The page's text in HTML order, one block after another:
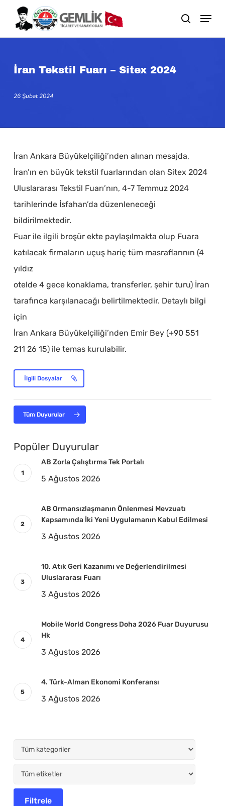
main
search
İran Tekstil Fuarı – Sitex 2024
26 Şubat 2024
İran Ankara Büyükelçiliği’nden alınan mesajda,
İran’ın en büyük tekstil fuarlarından olan Sitex 2024
Uluslararası Tekstil Fuarı’nın, 4-7 Temmuz 2024
tarihlerinde İsfahan’da düzenleneceği
bildirilmektedir.
Fuar ile ilgili broşür ekte paylaşılmakta olup Fuara
katılacak firmaların uçuş hariç tüm masraflarının (4
yıldız
otelde 4 gece konaklama, transferler, şehir turu) İran
tarafınca karşılanacağı belirtilmektedir. Detaylı bilgi
için
İran Ankara Büyükelçiliği’nden Emir Bey (+90 551
211 26 15) ile temas kurulabilir.
İlgili Dosyalar
Tüm Duyurular
Popüler Duyurular
AB Zorla Çalıştırma Tek Portalı
5 Ağustos 2026
AB Ormansızlaşmanın Önlenmesi Mevzuatı
Kapsamında İki Yeni Uygulamanın Kabul Edilmesi
3 Ağustos 2026
10. Atık Geri Kazanımı ve Değerlendirilmesi
Uluslararası Fuarı
3 Ağustos 2026
Mobile World Congress Doha 2026 Fuar Duyurusu
Hk
3 Ağustos 2026
4. Türk-Alman Ekonomi Konferansı
3 Ağustos 2026